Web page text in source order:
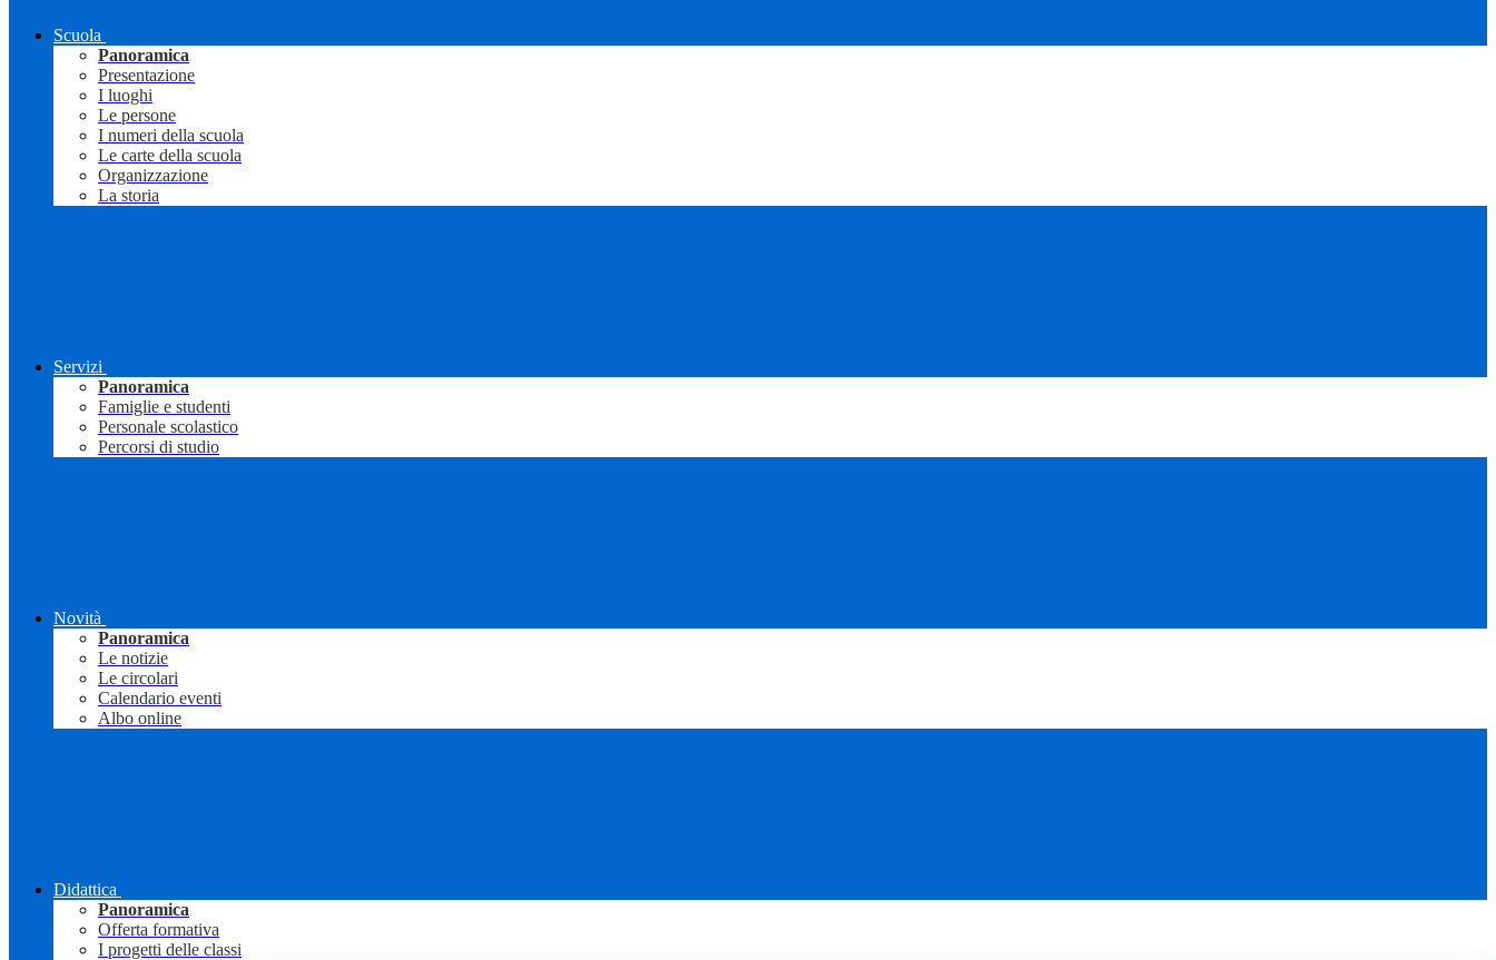
Scuola
Panoramica
Presentazione
I luoghi
Le persone
I numeri della scuola
Le carte della scuola
Organizzazione
La storia
Servizi
Panoramica
Famiglie e studenti
Personale scolastico
Percorsi di studio
Novità
Panoramica
Le notizie
Le circolari
Calendario eventi
Albo online
Didattica
Panoramica
Offerta formativa
I progetti delle classi